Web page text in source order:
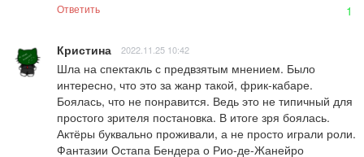
Ответить 1
Кристина 2022.11.25 10:42
Шла на спектакль с предвзятым мнением. Было
интересно, что это за жанр такой, фрик-кабаре.
Боялась, что не понравится. Ведь это не типичный для
простого зрителя постановка. В итоге зря боялась.
Актёры буквально проживали, а не просто играли роли.
Фантазии Остапа Бендера о Рио-де-Жанейро